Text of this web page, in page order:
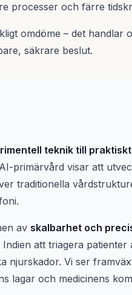
processer och färre
omdöme – det handlar
säkrare beslut.
teknik till
primärvård visar att
traditionella
av skalbarhet och
att triagera patienter
njurskador. Vi ser
lagar och medicinens